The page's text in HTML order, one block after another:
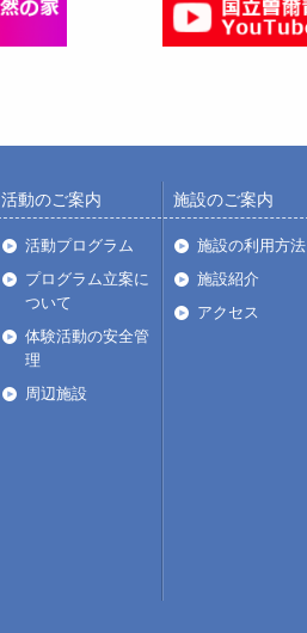
活動のご案内
活動プログラム
プログラム立案に
ついて
体験活動の安全管
理
周辺施設
施設のご案内
施設の利用方法
施設紹介
アクセス